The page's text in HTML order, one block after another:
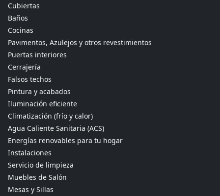
Cubiertas
Baños
Cocinas
Pavimentos, Azulejos y otros revestimientos
Puertas interiores
Cerrajería
Falsos techos
Pintura y acabados
Iluminación eficiente
Climatización (frío y calor)
Agua Caliente Sanitaria (ACS)
Energías renovables para tu hogar
Instalaciones
Servicio de limpieza
Muebles de Salón
Mesas y Sillas